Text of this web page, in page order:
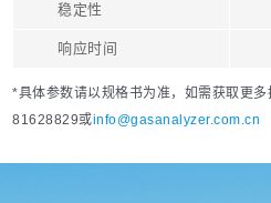
稳定性
响应时间
*具体参数请以规格书为准，如需获取更
81628829或info@gasanalyzer.com.cn